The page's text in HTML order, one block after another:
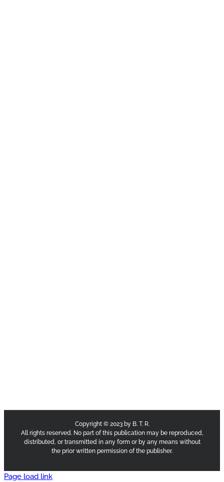
Copyright © 2023 by B. T. R.
All rights reserved. No part of this publication may be reproduced,
distributed, or transmitted in any form or by any means without
the prior written permission of the publisher.
Page load link